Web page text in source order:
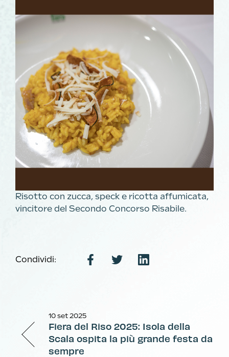
Risotto con zucca, speck e ricotta affumicata,
vincitore del Secondo Concorso Risabile.
Condividi:
10 set 2025
Fiera del Riso 2025: Isola della
Scala ospita la più grande festa da
sempre